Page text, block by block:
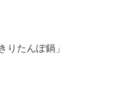
りたんぽ鍋」